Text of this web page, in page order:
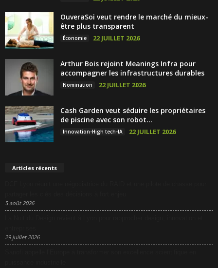
OuveraSoi veut rendre le marché du mieux-
être plus transparent
Économie 22 JUILLET 2026
Arthur Bois rejoint Meanings Infra pour
accompagner les infrastructures durables
Nomination 22 JUILLET 2026
Cash Garden veut séduire les propriétaires
de piscine avec son robot...
Innovation-High tech-IA 22 JUILLET 2026
Articles récents
5 août 2026
29 juillet 2026